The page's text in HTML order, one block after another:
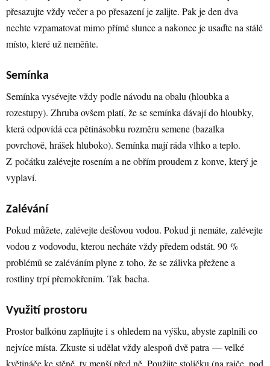
přesazujte vždy večer a po přesazení je zalijte. Pak je den dva
nechte vzpamatovat mimo přímé slunce a nakonec je usaďte na stálé
místo, které už neměňte.
Semínka
Semínka vysévejte vždy podle návodu na obalu (hloubka a
rozestupy). Zhruba ovšem platí, že se semínka dávají do hloubky,
která odpovídá cca pětinásobku rozměru semene (bazalka
povrchově, hrášek hluboko). Semínka mají ráda vlhko a teplo.
Z počátku zalévejte rosením a ne obřím proudem z konve, který je
vyplaví.
Zalévání
Pokud můžete, zalévejte dešťovou vodou. Pokud ji nemáte, zalévejte
vodou z vodovodu, kterou necháte vždy předem odstát. 90 %
problémů se zaléváním plyne z toho, že se zálivka přežene a
rostliny trpí přemokřením. Tak bacha.
Využití prostoru
Prostor balkónu zaplňujte i s ohledem na výšku, abyste zaplnili co
nejvíce místa. Zkuste si udělat vždy alespoň dvě patra — velké
květináče ke stěně, ty menší před ně. Použijte stoličku (na rajče, pod